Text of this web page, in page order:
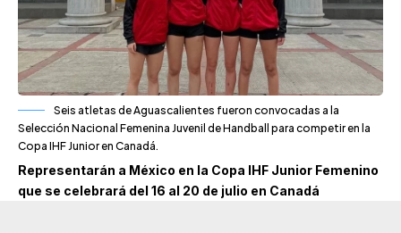
Seis atletas de Aguascalientes fueron convocadas a la
Selección Nacional Femenina Juvenil de Handball para competir en la
Copa IHF Junior en Canadá.
Representarán a México en la Copa IHF Junior Femenino
que se celebrará del 16 al 20 de julio en Canadá